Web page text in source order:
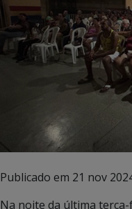
Publicado em 21 nov
Na noite da última